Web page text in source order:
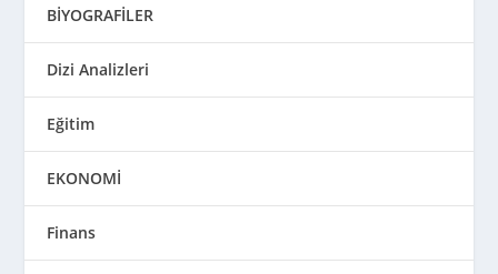
BİYOGRAFİLER
Dizi Analizleri
Eğitim
EKONOMİ
Finans